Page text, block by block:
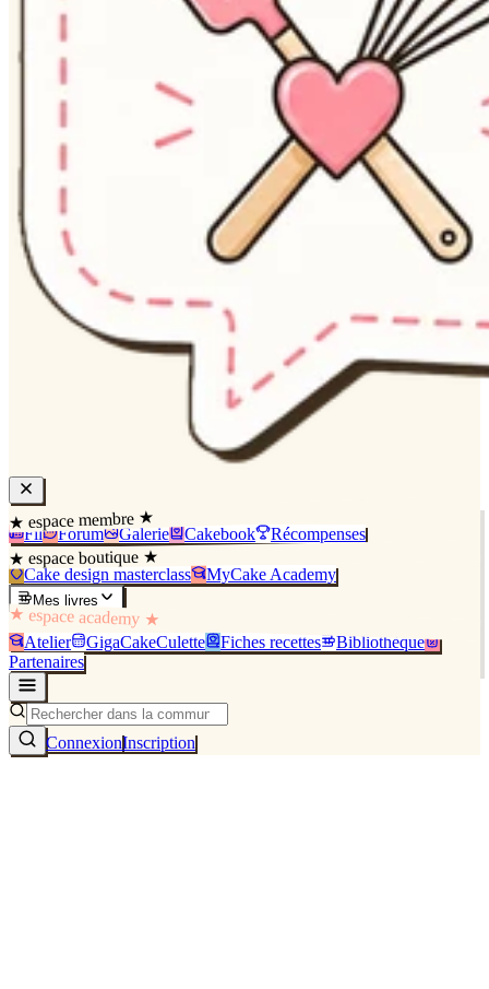
★ espace membre ★
Fil Forum Galerie Cakebook Récompenses
★ espace boutique ★
Cake design masterclass MyCake Academy
Mes livres
★ espace academy ★
Atelier GigaCakeCulette Fiches recettes
Bibliothèque
Partenaires
ConnexionInscription